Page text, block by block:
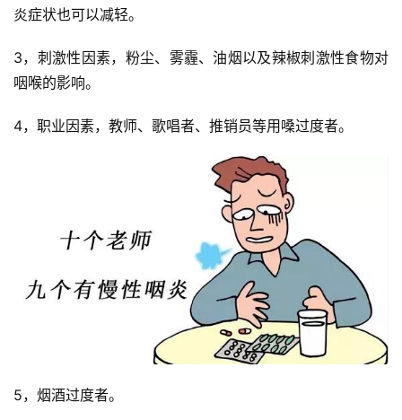
炎症状也可以减轻。
3，刺激性因素，粉尘、雾霾、油烟以及辣椒刺激性食物对
咽喉的影响。
4，职业因素，教师、歌唱者、推销员等用嗓过度者。
5，烟酒过度者。